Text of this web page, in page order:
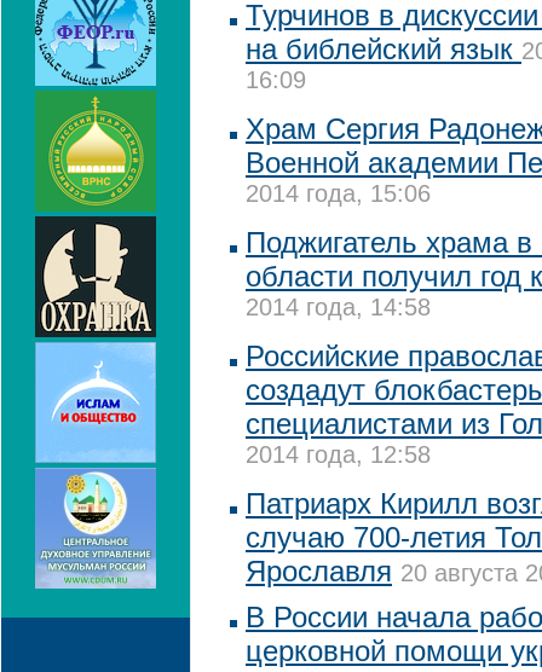
Турчинов в
на библейский язык
16:09
Храм Сергия
Военной академии
2014 года, 15:06
Поджигатель храма в
области получил год
2014 года, 14:58
Российские
создадут
специалистами из
2014 года, 12:58
Патриарх Кирилл
случаю 700-летия
Ярославля 20 августа
В России начала
церковной помощи